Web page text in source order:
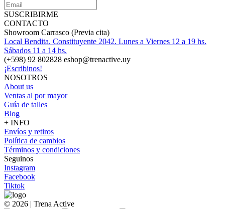
SUSCRIBIRME
CONTACTO
Showroom Carrasco (Previa cita)
Local Bendita. Constituyente 2042. Lunes a Viernes 12 a 19 hs.
Sábados 11 a 14 hs.
(+598) 92 802828 eshop@trenactive.uy
¡Escribinos!
NOSOTROS
About us
Ventas al por mayor
Guía de talles
Blog
+ INFO
Envíos y retiros
Política de cambios
Términos y condiciones
Seguinos
Instagram
Facebook
Tiktok
© 2026 | Trena Active